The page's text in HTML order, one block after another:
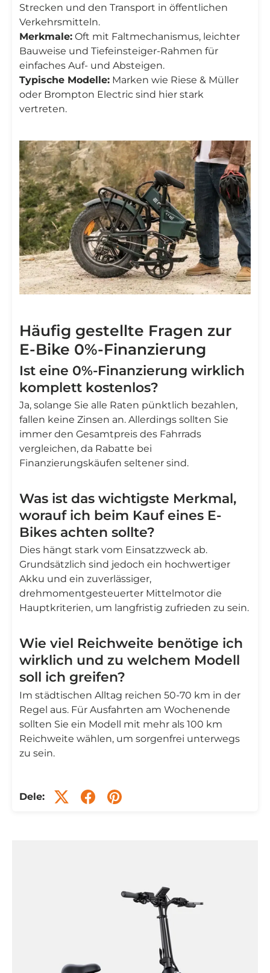
Strecken und den Transport in öffentlichen
Verkehrsmitteln.
Merkmale: Oft mit Faltmechanismus, leichter
Bauweise und Tiefeinsteiger-Rahmen für
einfaches Auf- und Absteigen.
Typische Modelle: Marken wie Riese & Müller
oder Brompton Electric sind hier stark
vertreten.
Häufig gestellte Fragen zur
E-Bike 0%-Finanzierung
Ist eine 0%-Finanzierung wirklich
komplett kostenlos?
Ja, solange Sie alle Raten pünktlich bezahlen,
fallen keine Zinsen an. Allerdings sollten Sie
immer den Gesamtpreis des Fahrrads
vergleichen, da Rabatte bei
Finanzierungskäufen seltener sind.
Was ist das wichtigste Merkmal,
worauf ich beim Kauf eines E-
Bikes achten sollte?
Dies hängt stark vom Einsatzzweck ab.
Grundsätzlich sind jedoch ein hochwertiger
Akku und ein zuverlässiger,
drehmomentgesteuerter Mittelmotor die
Hauptkriterien, um langfristig zufrieden zu sein.
Wie viel Reichweite benötige ich
wirklich und zu welchem Modell
soll ich greifen?
Im städtischen Alltag reichen 50-70 km in der
Regel aus. Für Ausfahrten am Wochenende
sollten Sie ein Modell mit mehr als 100 km
Reichweite wählen, um sorgenfrei unterwegs
zu sein.
Dele: